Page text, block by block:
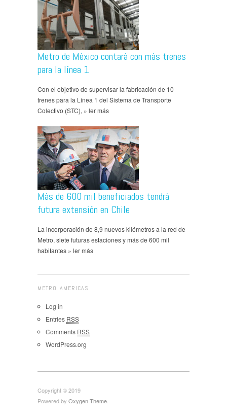
Metro de México contará con más trenes
para la línea 1
Con el objetivo de supervisar la fabricación de 10
trenes para la Línea 1 del Sistema de Transporte
Colectivo (STC), » ler más
Más de 600 mil beneficiados tendrá
futura extensión en Chile
La incorporación de 8,9 nuevos kilómetros a la red de
Metro, siete futuras estaciones y más de 600 mil
habitantes » ler más
METRO AMERICAS
Log in
Entries RSS
Comments RSS
WordPress.org
Copyright © 2019
Powered by Oxygen Theme